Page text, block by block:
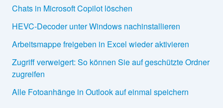
Chats in Microsoft Copilot löschen
HEVC-Decoder unter Windows nachinstallieren
Arbeitsmappe freigeben in Excel wieder aktivieren
Zugriff verweigert: So können Sie auf geschützte Ordner
zugreifen
Alle Fotoanhänge in Outlook auf einmal speichern